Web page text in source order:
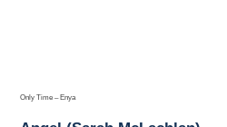
Only Time – Enya